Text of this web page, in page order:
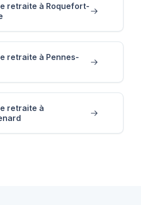
retraite à Roquefort-
retraite à Pennes-
retraite à